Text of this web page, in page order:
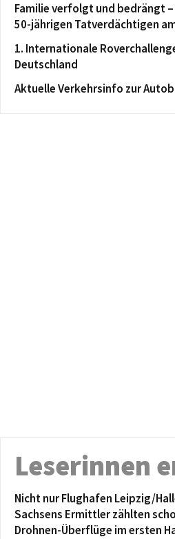
Familie verfolgt und bedrängt
50-jährigen Tatverdächtigen
1. Internationale
Deutschland
Aktuelle Verkehrsinfo zur
Leserinnen
Nicht nur Flughafen Leipzig/
Sachsens Ermittler zählten
Drohnen-Überflüge im ersten